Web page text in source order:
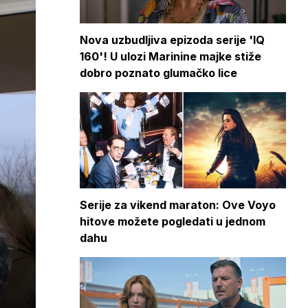
Nova uzbudljiva epizoda serije 'IQ
160'! U ulozi Marinine majke stiže
dobro poznato glumačko lice
Serije za vikend maraton: Ove Voyo
hitove možete pogledati u jednom
dahu